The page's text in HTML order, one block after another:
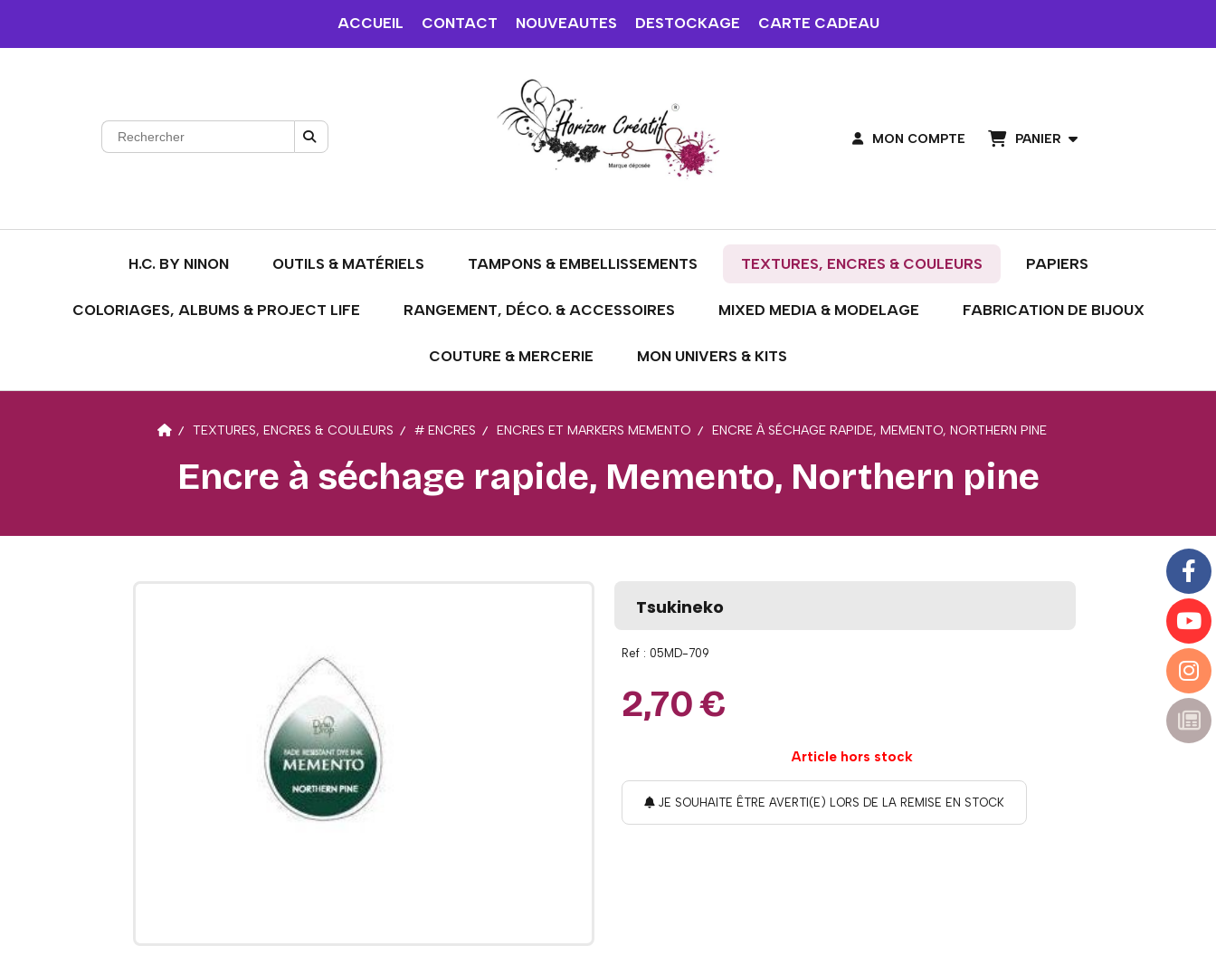
ACCUEIL CONTACT NOUVEAUTES DESTOCKAGE CARTE CADEAU
MON COMPTE PANIER
H.C. BY NINON OUTILS & MATÉRIELS TAMPONS & EMBELLISSEMENTS TEXTURES, ENCRES & COULEURS PAPIERS
COLORIAGES, ALBUMS & PROJECT LIFE RANGEMENT, DÉCO. & ACCESSOIRES MIXED MEDIA & MODELAGE FABRICATION DE BIJOUX
COUTURE & MERCERIE MON UNIVERS & KITS
TEXTURES, ENCRES & COULEURS # ENCRES ENCRES ET MARKERS MEMENTO ENCRE À SÉCHAGE RAPIDE, MEMENTO, NORTHERN PINE
Encre à séchage rapide, Memento, Northern pine
Tsukineko
Ref : 05MD-709
2,70€
Article hors stock
JE SOUHAITE ÊTRE AVERTI(E) LORS DE LA REMISE EN STOCK